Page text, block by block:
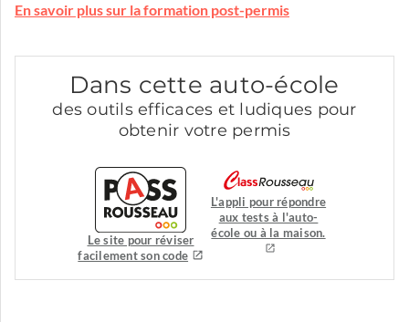
En savoir plus sur la formation post-permis
Dans cette auto-école
des outils efficaces et ludiques pour
obtenir votre permis
Le site pour réviser
facilement son code
L'appli pour répondre
aux tests à l'auto-
école ou à la maison.